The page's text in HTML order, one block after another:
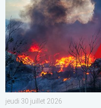
jeudi 30 juillet 2026